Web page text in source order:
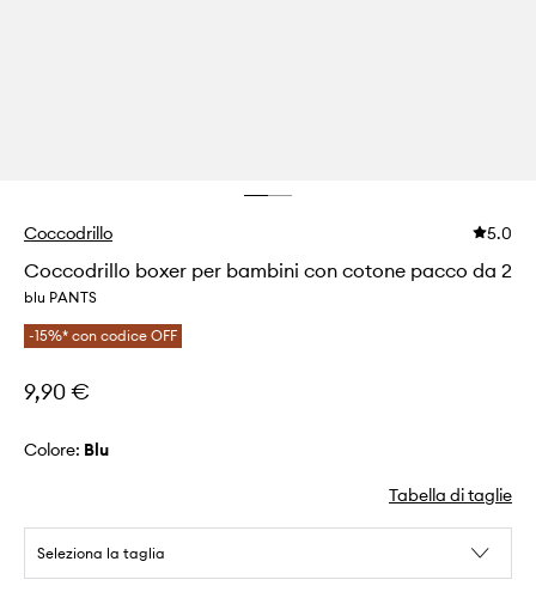
Coccodrillo 5.0
Coccodrillo boxer per bambini con cotone pacco da 2
blu PANTS
-15%* con codice OFF
9,90 €
Colore: blu
Tabella di taglie
Seleziona la taglia